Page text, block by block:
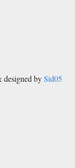
designed bySid05